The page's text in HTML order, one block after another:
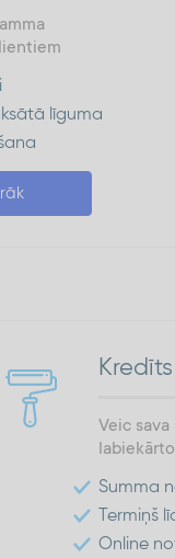
līguma
Veic sava
Summa
Termiņš
Online